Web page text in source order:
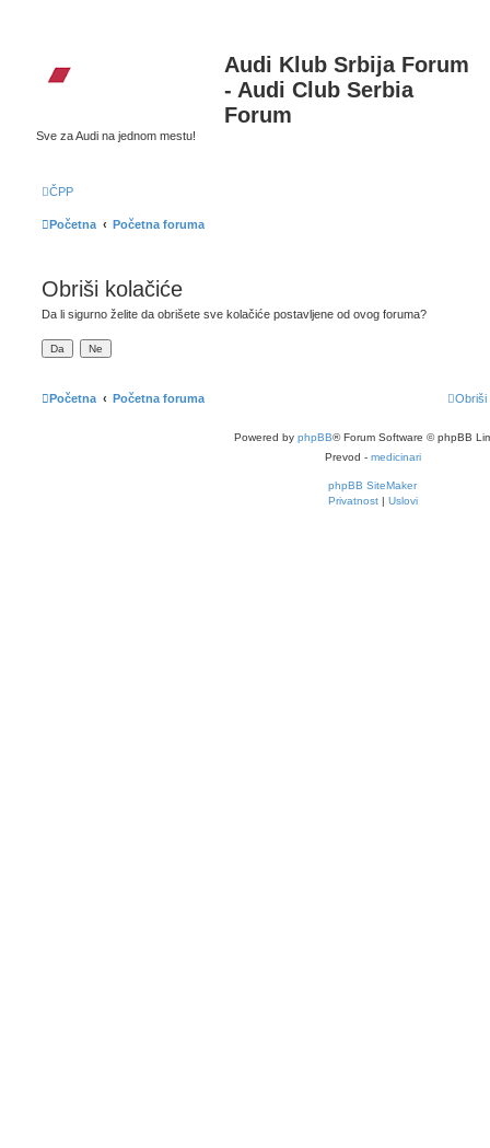
Audi Klub Srbija Forum
- Audi Club Serbia
Forum
Sve za Audi na jednom mestu!
ČPP
Početna Početna foruma
Obriši kolačiće
Da li sigurno želite da obrišete sve kolačiće postavljene od ovog foruma?
Početna Početna foruma Obriši
Powered by phpBB® Forum Software © phpBB
Prevod - medicinari
phpBB SiteMaker
Privatnost| Uslovi